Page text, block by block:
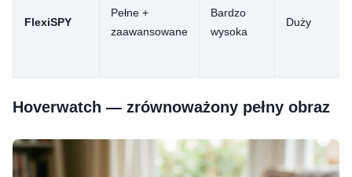
FlexiSPY
Pełne +
zaawansowane
Bardzo
wysoka
Duży
Hoverwatch — zrównoważony pełny obraz